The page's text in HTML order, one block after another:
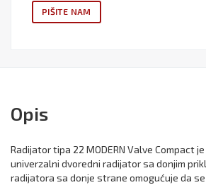
PIŠITE NAM
Opis
Radijator tipa 22 MODERN Valve Compact
univerzalni dvoredni radijator sa donjim
radijatora sa donje strane omogućuje da